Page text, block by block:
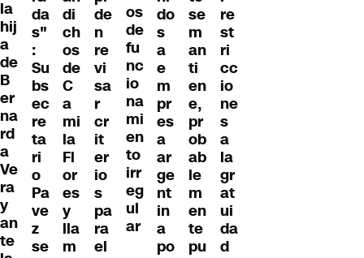
la
hij
a
de
B
er
na
rd
a
Ve
ra
y
an
te
da
s"
:
Su
bs
ec
re
ta
ri
o
Pa
ve
z
se
di
ch
os
de
C
a
mi
la
Fl
or
es
y
lla
m
de
n
re
vi
sa
r
cr
it
er
io
s
pa
ra
el
os
de
fu
nc
io
na
mi
en
to
irr
eg
ul
ar
do
s
a
e
m
pr
es
a
ar
ge
nt
in
a
po
se
m
an
ti
en
e,
pr
ob
ab
le
m
en
te
pu
re
st
ri
cc
io
ne
s
a
la
gr
at
ui
da
d